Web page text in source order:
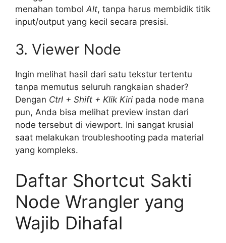
menahan tombol Alt, tanpa harus membidik titik
input/output yang kecil secara presisi.
3. Viewer Node
Ingin melihat hasil dari satu tekstur tertentu
tanpa memutus seluruh rangkaian shader?
Dengan Ctrl + Shift + Klik Kiri pada node mana
pun, Anda bisa melihat preview instan dari
node tersebut di viewport. Ini sangat krusial
saat melakukan troubleshooting pada material
yang kompleks.
Daftar Shortcut Sakti
Node Wrangler yang
Wajib Dihafal